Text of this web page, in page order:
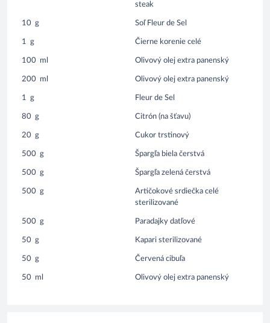
steak
10 g Soľ Fleur de Sel
1 g Čierne korenie celé
100 ml Olivový olej extra panenský
200 ml Olivový olej extra panenský
1 g Fleur de Sel
80 g Citrón (na šťavu)
20 g Cukor trstinový
500 g Špargľa biela čerstvá
500 g Špargľa zelená čerstvá
500 g
Artičokové srdiečka celé
sterilizované
500 g Paradajky datľové
50 g Kapari sterilizované
50 g Červená cibuľa
50 ml Olivový olej extra panenský